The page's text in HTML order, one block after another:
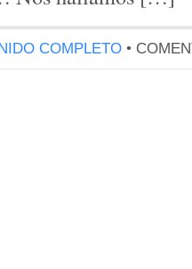
COMPLETO •